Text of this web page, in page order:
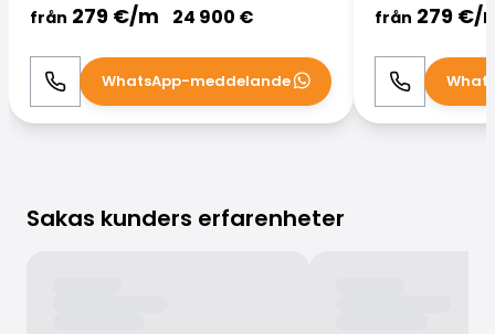
från 279 €/m 24 900 €
Ring WhatsApp
WhatsApp-meddelande
från 279 €/
Ring
Sakas kunders erfarenheter